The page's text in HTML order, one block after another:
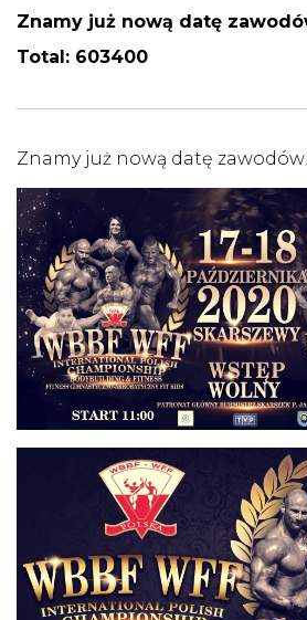
Znamy już nową datę
Total: 603400
Znamy już nową datę zawodów!